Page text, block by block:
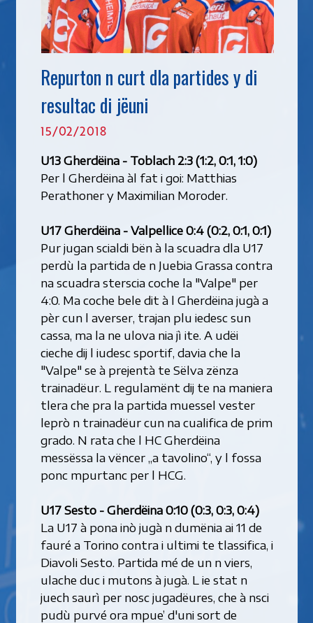
Repurton n curt dla partides y di
resultac di jëuni
15/02/2018
U13 Gherdëina - Toblach 2:3 (1:2, 0:1, 1:0)
Per l Gherdëina àl fat i goi: Matthias
Perathoner y Maximilian Moroder.
U17 Gherdëina - Valpellice 0:4 (0:2, 0:1, 0:1)
Pur jugan scialdi bën à la scuadra dla U17
perdù la partida de n Juebia Grassa contra
na scuadra sterscia coche la "Valpe" per
4:0. Ma coche bele dit à l Gherdëina jugà a
pèr cun l averser, trajan plu iedesc sun
cassa, ma la ne ulova nia jì ite. A udëi
cieche dij l iudesc sportif, davia che la
"Valpe" se à prejentà te Sëlva zënza
trainadëur. L regulamënt dij te na maniera
tlera che pra la partida muessel vester
leprò n trainadëur cun na cualifica de prim
grado. N rata che l HC Gherdëina
messëssa la vëncer „a tavolino“, y l fossa
ponc mpurtanc per l HCG.
U17 Sesto - Gherdëina 0:10 (0:3, 0:3, 0:4)
La U17 à pona inò jugà n dumënia ai 11 de
fauré a Torino contra i ultimi te tlassifica, i
Diavoli Sesto. Partida mé de un n viers,
ulache duc i mutons à jugà. L ie stat n
juech saurì per nosc jugadëures, che à nsci
pudù purvé ora mpue’ d'uni sort de